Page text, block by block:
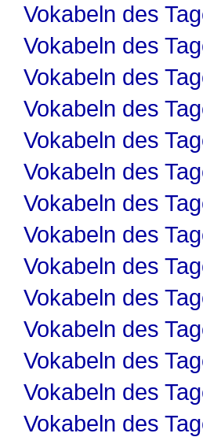
Vokabeln des
Vokabeln des
Vokabeln des
Vokabeln des
Vokabeln des
Vokabeln des
Vokabeln des
Vokabeln des
Vokabeln des
Vokabeln des
Vokabeln des
Vokabeln des
Vokabeln des
Vokabeln des